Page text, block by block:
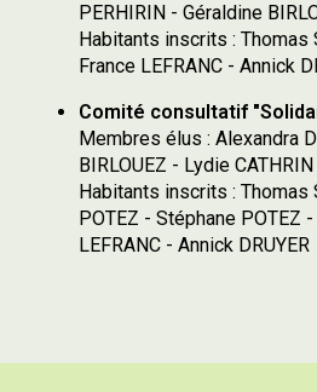
PERHIRIN - Géraldine
Habitants inscrits : Thomas
France LEFRANC - Annick
Comité consultatif
Membres élus : Alexandra
BIRLOUEZ - Lydie CATHRIN
Habitants inscrits : Thomas
POTEZ - Stéphane POTEZ
LEFRANC - Annick DRUYER